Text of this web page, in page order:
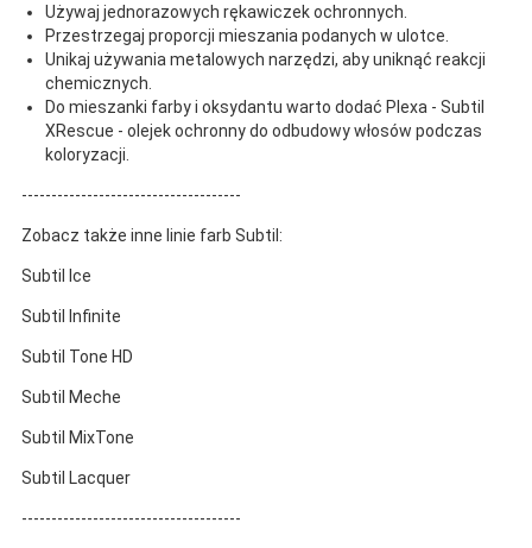
Używaj jednorazowych rękawiczek ochronnych.
Przestrzegaj proporcji mieszania podanych w ulotce.
Unikaj używania metalowych narzędzi, aby uniknąć reakcji
chemicznych.
Do mieszanki farby i oksydantu warto dodać Plexa - Subtil
XRescue - olejek ochronny do odbudowy włosów podczas
koloryzacji.
-------------------------------------
Zobacz także inne linie farb Subtil:
Subtil Ice
Subtil Infinite
Subtil Tone HD
Subtil Meche
Subtil MixTone
Subtil Lacquer
-------------------------------------